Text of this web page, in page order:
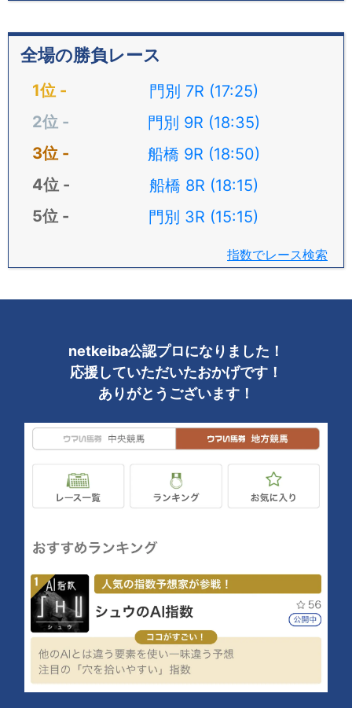
全場の勝負レース
門別 7R (17:25)
門別 9R (18:35)
船橋 9R (18:50)
船橋 8R (18:15)
門別 3R (15:15)
指数でレース検索
netkeiba公認プロになりました！
応援していただいたおかげです！
ありがとうございます！